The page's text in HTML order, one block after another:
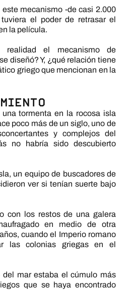
mecanismo -de casi 2.000
el poder de retrasar el
la película.
el mecanismo de
diseñó? Y, ¿qué relación tiene
griego que mencionan en la
tormenta en la rocosa isla
poco más de un siglo, uno de
y complejos del
no habría sido descubierto
un equipo de buscadores de
ver si tenían suerte bajo
con los restos de una galera
en medio de otra
cuando el Imperio romano
las colonias griegas en el
del mar estaba el cúmulo más
que se haya encontrado